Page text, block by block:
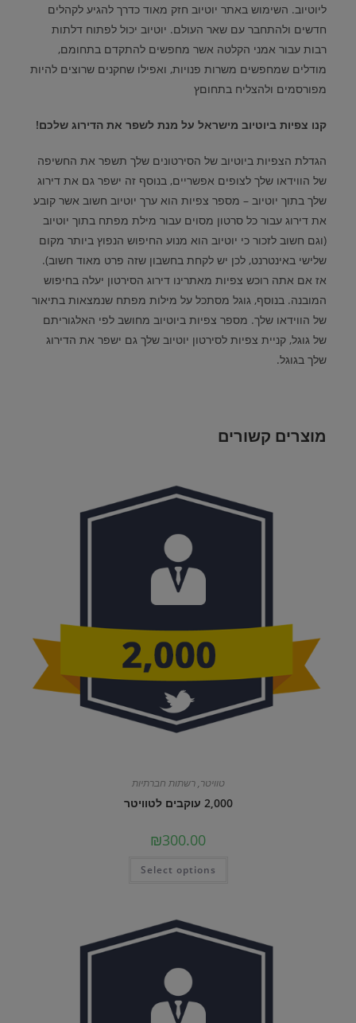
ליוטיוב. השימוש באתר יוטיוב חזק מאוד כדרך להגיע לקהלים
חדשים ולהתחבר עם שאר העולם. יוטיוב יכול לפתוח דלתות
רבות עבור אמני הקלטה אשר מחפשים להתקדם בתחומם,
מודלים שמחפשים משרות פנויות, ואפילו שחקנים שרוצים להיות
מפורסמים ולהצליח בתחוםץ
קנו צפיות ביוטיוב מישראל על מנת לשפר את הדירוג שלכם!
הגדלת הצפיות ביוטיוב של הסירטונים שלך תשפר את החשיפה
של הווידאו שלך לצופים אפשריים,בנוסף זה ישפר גם את דירוג
שלך בתוך יוטיוב – מספר צפיות הוא ערך יוטיוב חשוב אשר קובע
את דירוג עבור כל סרטון מסוים עבור מילת מפתח בתוך יוטיוב
(וגם חשוב לזכור כי יוטיוב הוא מנוע החיפוש הנפוץ ביותר מקום
שלישי באינטרנט,לכן יש לקחת בחשבון שזה פרט מאוד חשוב).
אז אם אתה רוכש צפיות מאתרינו דירוג הסירטון יעלה בחיפוש
המובנה.בנוסף,גוגל מסתכל על מילות מפתח שנמצאות בתיאור
של הווידאו שלך. מספר צפיות ביוטיוב מחושב לפי האלגוריתם
של גוגל,קניית צפיות לסירטון יוטיוב שלך גם ישפר את הדירוג
שלך בגוגל.
מוצרים קשורים
טוויטר,רשתות חברתיות
2,000 עוקבים לטוויטר
₪300.00
Select options